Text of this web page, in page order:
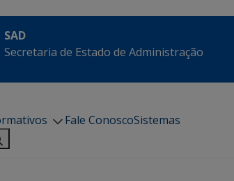
SAD
Secretaria de Estado de Administração
Fale ConoscoSistemas